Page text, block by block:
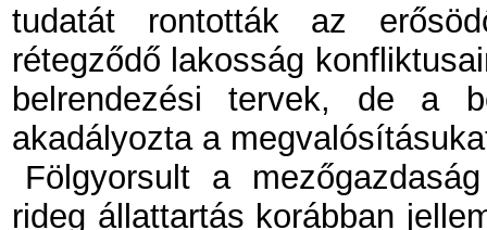
tudatát rontották az
rétegződő lakosság
belrendezési tervek, de a
akadályozta a
Fölgyorsult a
rideg állattartás korábban